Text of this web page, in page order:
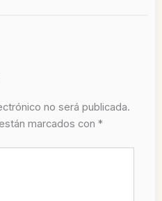
no será publicada.
marcados con *